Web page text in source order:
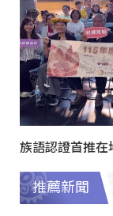
族語認證首推
推薦新聞